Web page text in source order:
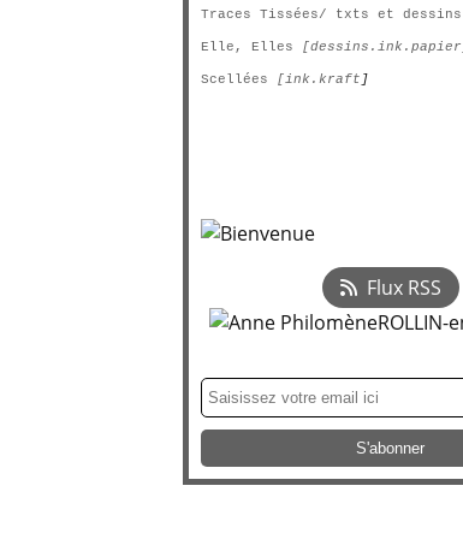
Traces Tissées/ txts et dessins
Elle, Elles [dessins.ink.papier
Scellées [ink.kraft ]
Flux RSS